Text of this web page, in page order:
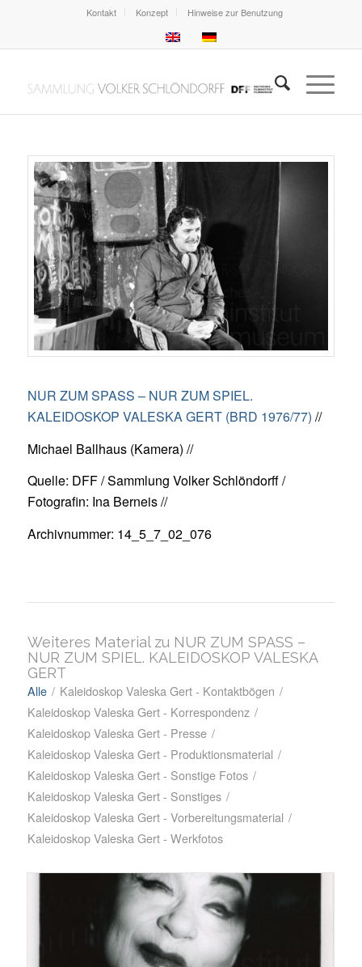
Kontakt Konzept Hinweise zur Benutzung
NUR ZUM SPASS – NUR ZUM SPIEL.
KALEIDOSKOP VALESKA GERT (BRD 1976/77) //
Michael Ballhaus (Kamera) //
Quelle: DFF / Sammlung Volker Schlöndorff /
Fotografin: Ina Berneis //
Archivnummer: 14_5_7_02_076
Weiteres Material zu NUR ZUM SPASS –
NUR ZUM SPIEL. KALEIDOSKOP VALESKA
GERT
Alle / Kaleidoskop Valeska Gert - Kontaktbögen /
Kaleidoskop Valeska Gert - Korrespondenz /
Kaleidoskop Valeska Gert - Presse /
Kaleidoskop Valeska Gert - Produktionsmaterial /
Kaleidoskop Valeska Gert - Sonstige Fotos /
Kaleidoskop Valeska Gert - Sonstiges /
Kaleidoskop Valeska Gert - Vorbereitungsmaterial /
Kaleidoskop Valeska Gert - Werkfotos